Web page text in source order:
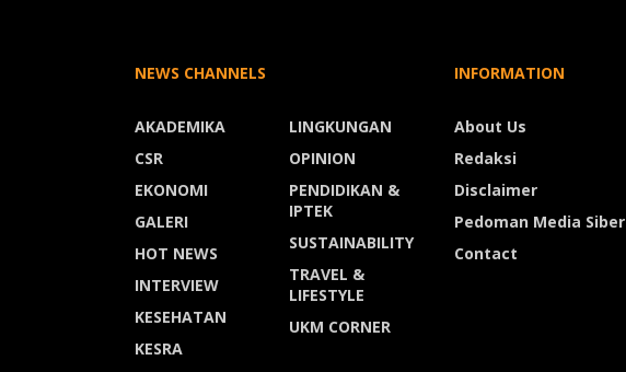
NEWS CHANNELS
AKADEMIKA
CSR
EKONOMI
GALERI
HOT NEWS
INTERVIEW
KESEHATAN
KESRA
LINGKUNGAN
OPINION
PENDIDIKAN &
IPTEK
SUSTAINABILITY
TRAVEL &
LIFESTYLE
UKM CORNER
INFORMATION
About Us
Redaksi
Disclaimer
Pedoman Media Siber
Contact